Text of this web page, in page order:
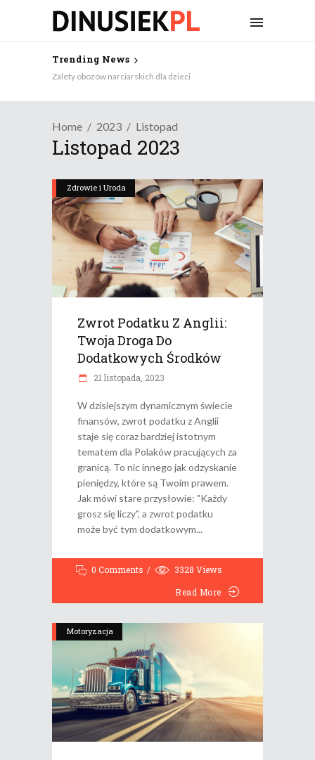
Trending News
Zalety obozów narciarskich dla dzieci
Home 2023 Listopad
Listopad 2023
Zdrowie i Uroda
Zwrot Podatku Z Anglii:
Twoja Droga Do
Dodatkowych Środków
21 listopada, 2023
W dzisiejszym dynamicznym świecie
finansów, zwrot podatku z Anglii
staje się coraz bardziej istotnym
tematem dla Polaków pracujących za
granicą. To nic innego jak odzyskanie
pieniędzy, które są Twoim prawem.
Jak mówi stare przysłowie: "Każdy
grosz się liczy", a zwrot podatku
może być tym dodatkowym
0 Comments 3328 Views
Read More
Motoryzacja